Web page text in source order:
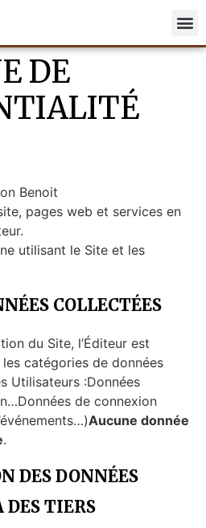
DE
Benoit
pages web et services en
utilisant le Site et les
COLLECTÉES
du Site, l’Éditeur est
catégories de données
Utilisateurs :Données
de connexion
Aucune donnée
.
DES DONNÉES
DES TIERS